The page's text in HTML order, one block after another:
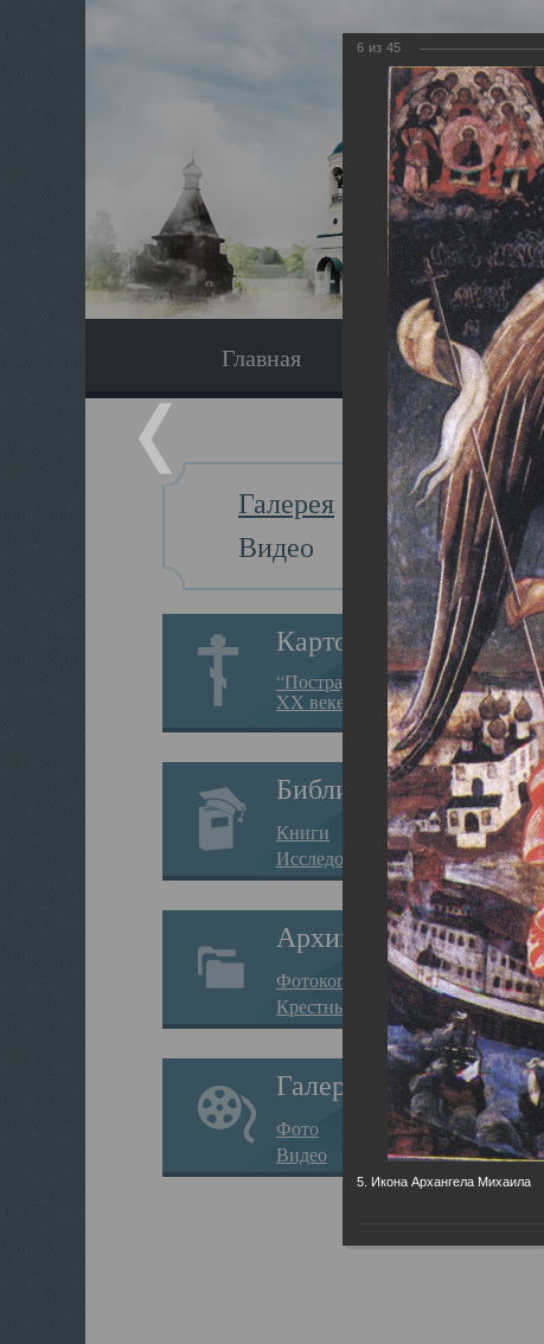
Главная Экскурсия
Галерея
Видео
Картотека
“Пострадавшие за веру в
XX веке на Севере”
Библиотека
Книги
Исследования
Архив
Фотокопии дел
Крестные ходы
Галерея
Фото
Видео
6 из 45
5. Икона Архангела Михаила